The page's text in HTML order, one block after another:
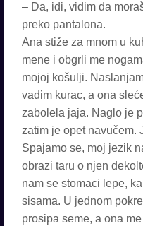
– Da, idi, vidim da
preko pantalona.
Ana stiže za mnom u
mene i obgrli me
mojoj košulji.
vadim kurac, a ona
zabolela jaja. Naglo je
zatim je opet navučem.
Spajamo se, moj jezik
obrazi taru o njen
nam se stomaci lepe,
sisama. U jednom
prosipa seme, a ona